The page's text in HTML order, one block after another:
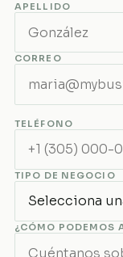
APELLIDO
CORREO
TELÉFONO
TIPO DE NEGOCIO
¿CÓMO PODEMOS